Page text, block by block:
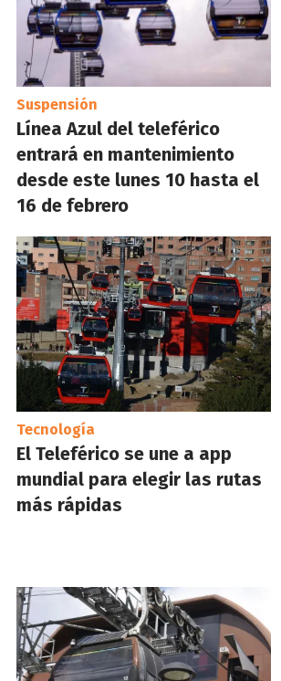
Suspensión
Línea Azul del teleférico
entrará en mantenimiento
desde este lunes 10 hasta el
16 de febrero
Tecnología
El Teleférico se une a app
mundial para elegir las rutas
más rápidas